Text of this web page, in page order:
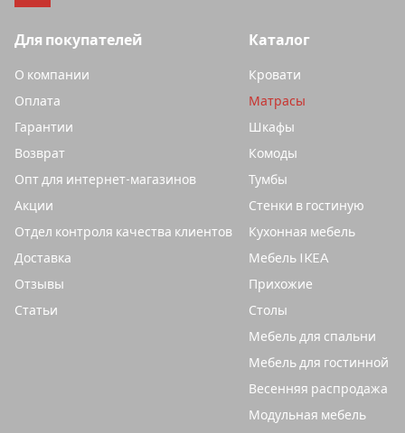
Каталог
Кровати
Матрасы
Шкафы
Комоды
Тумбы
Стенки в гостиную
Кухонная мебель
Мебель IKEA
Прихожие
Столы
Мебель для спальни
Мебель для гостинной
Весенняя распродажа
Модульная мебель
Для покупателей
О компании
Оплата
Гарантии
Возврат
Опт для интернет-магазинов
Акции
Отдел контроля качества клиентов
Доставка
Отзывы
Статьи